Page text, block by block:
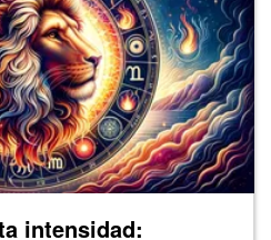
intensidad: